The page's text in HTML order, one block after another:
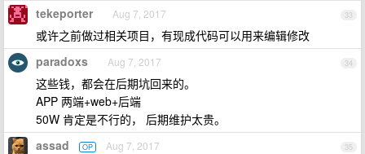
33
tekeporter Aug 7, 2017
或许之前做过相关项目，有现成代码可以用来编辑修改
34
paradoxs Aug 7, 2017
这些钱，都会在后期坑回来的。
APP 两端+web+后端
50W 肯定是不行的， 后期维护太贵。
35
assad OP Aug 7, 2017